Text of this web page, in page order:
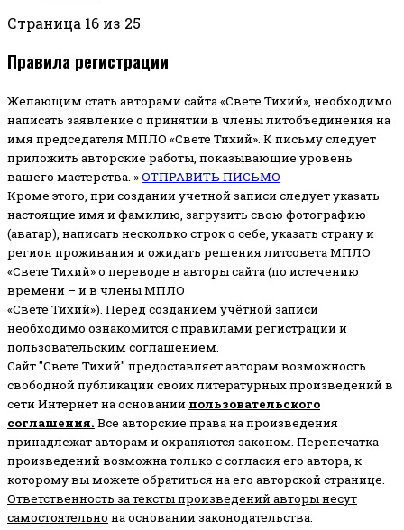
Страница 16 из 25
Правила регистрации
Желающим стать авторами сайта «Свете Тихий», необходимо
написать заявление о принятии в члены литобъединения на
имя председателя МПЛО «Свете Тихий». К письму следует
приложить авторские работы, показывающие уровень
вашего мастерства. »ОТПРАВИТЬ ПИСЬМО
Кроме этого, при создании учетной записи следует указать
настоящие имя и фамилию, загрузить свою фотографию
(аватар), написать несколько строк о себе, указать страну и
регион проживания и ожидать решения литсовета МПЛО
«Свете Тихий» о переводе в авторы сайта (по истечению
времени – и в члены МПЛО
«Свете Тихий»). Перед созданием учётной записи
необходимо ознакомится с правилами регистрации и
пользовательским соглашением.
Сайт "Свете Тихий" предоставляет авторам возможность
свободной публикации своих литературных произведений в
сети Интернет на основании пользовательского
соглашения. Все авторские права на произведения
принадлежат авторам и охраняются законом. Перепечатка
произведений возможна только с согласия его автора, к
которому вы можете обратиться на его авторской странице.
Ответственность за тексты произведений авторы несут
самостоятельно на основании законодательства.